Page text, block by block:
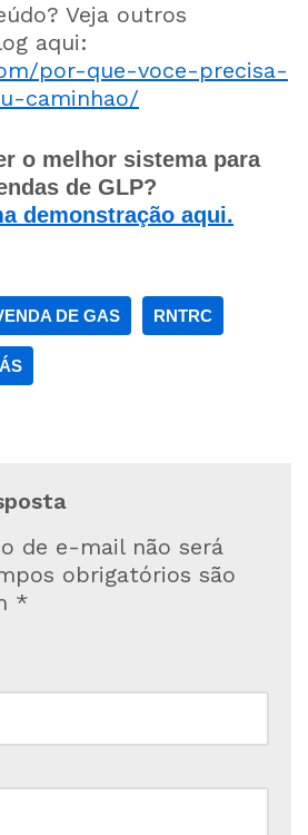
Veja outros
aqui:
por-que-voce-precisa-
caminhao/
o melhor sistema para
de GLP?
demonstração aqui.
DE GAS RNTRC
de e-mail não será
obrigatórios são
*